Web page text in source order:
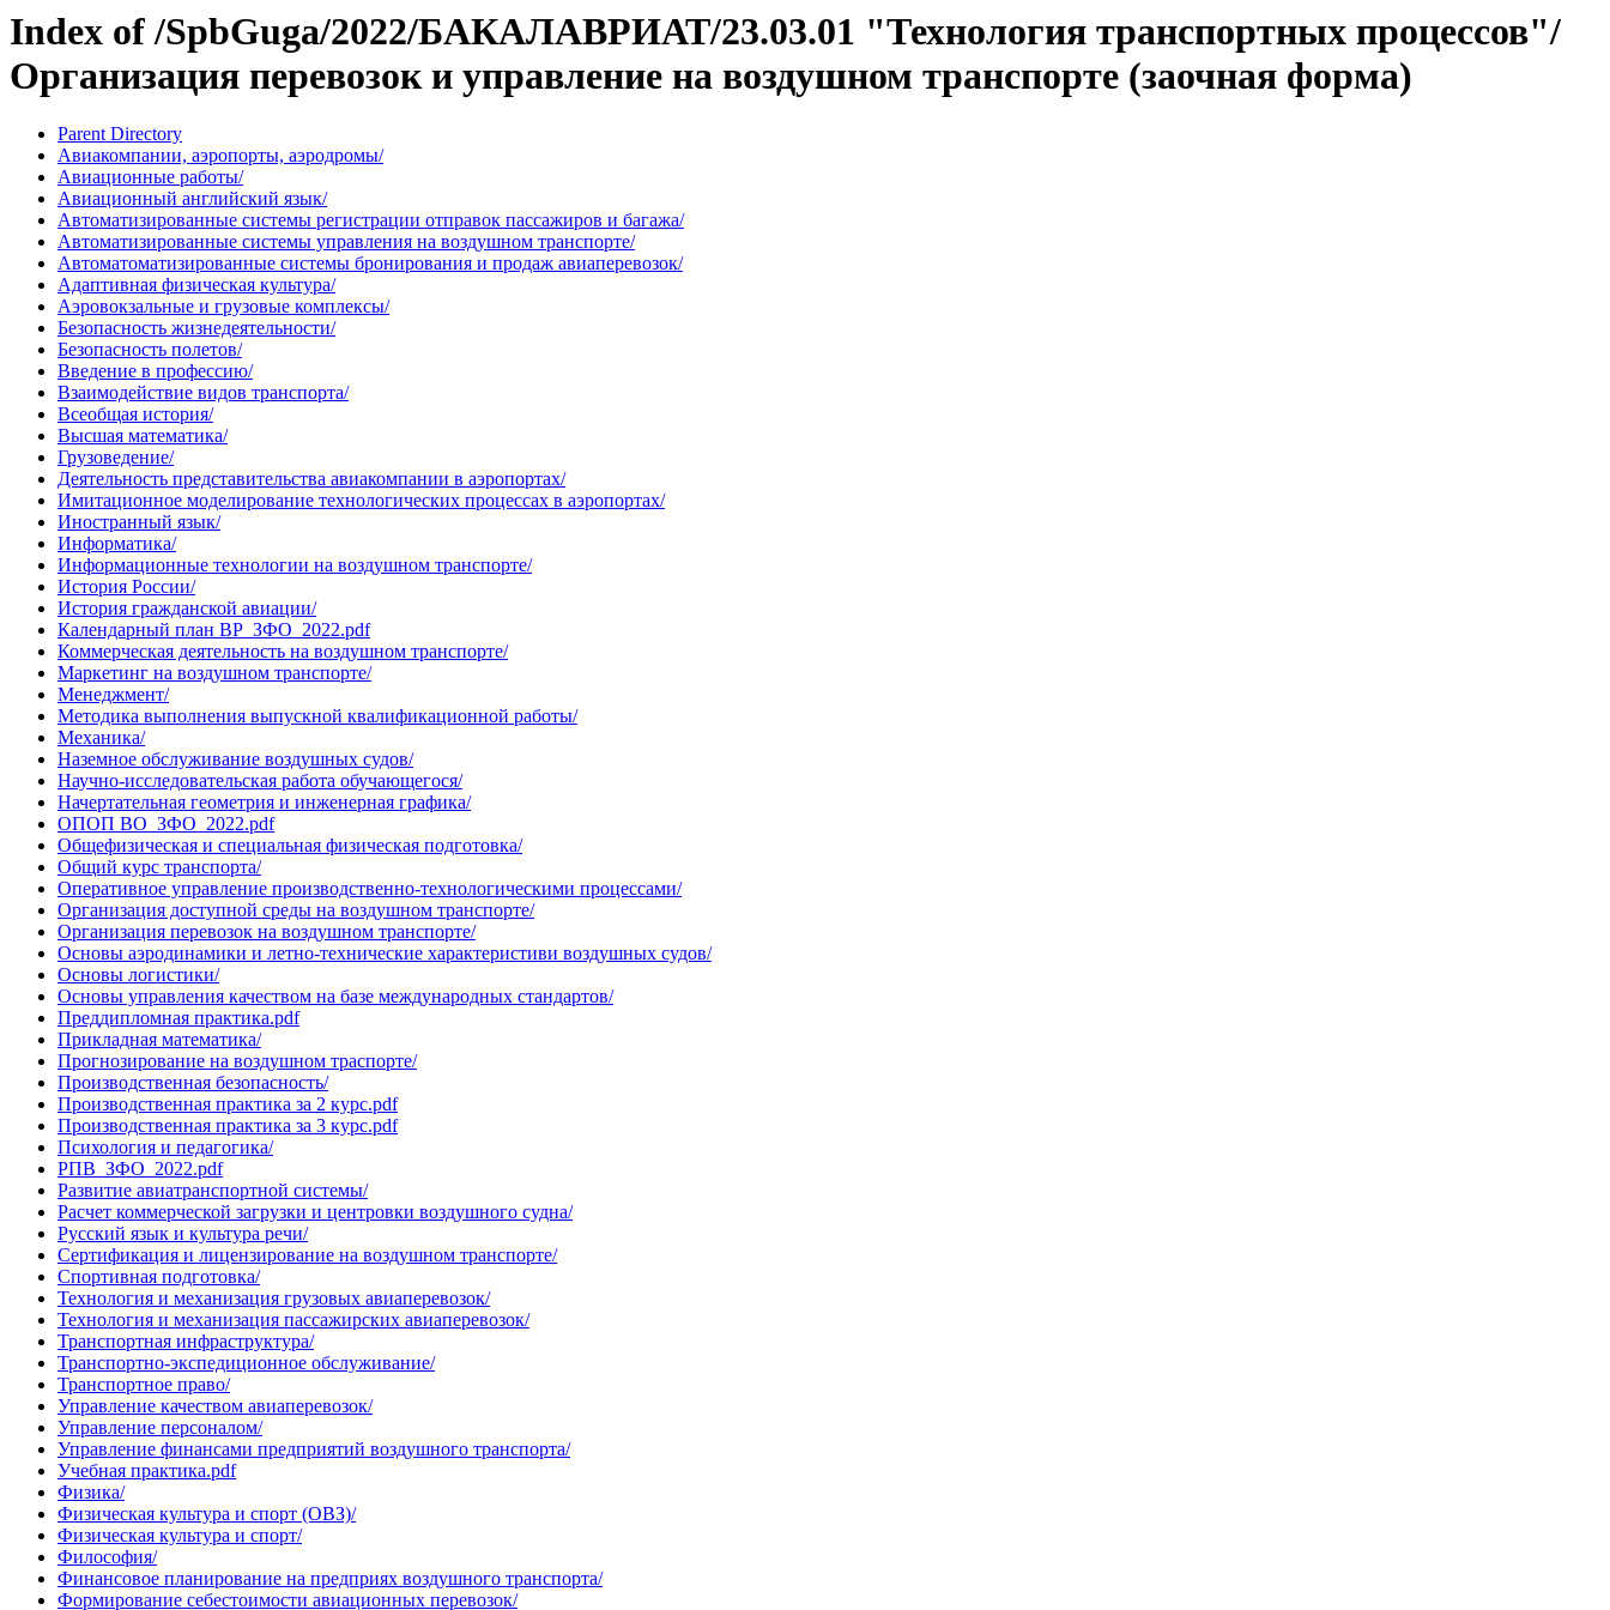
Index of /SpbGuga/2022/БАКАЛАВРИАТ/23.03.01 "Технология транспортных процессов"/
Организация перевозок и управление на воздушном транспорте (заочная форма)
Parent Directory
Авиакомпании, аэропорты, аэродромы/
Авиационные работы/
Авиационный английский язык/
Автоматизированные системы регистрации отправок пассажиров и багажа/
Автоматизированные системы управления на воздушном транспорте/
Автоматоматизированные системы бронирования и продаж авиаперевозок/
Адаптивная физическая культура/
Аэровокзальные и грузовые комплексы/
Безопасность жизнедеятельности/
Безопасность полетов/
Введение в профессию/
Взаимодействие видов транспорта/
Всеобщая история/
Высшая математика/
Грузоведение/
Деятельность представительства авиакомпании в аэропортах/
Имитационное моделирование технологических процессах в аэропортах/
Иностранный язык/
Информатика/
Информационные технологии на воздушном транспорте/
История России/
История гражданской авиации/
Календарный план ВР_ЗФО_2022.pdf
Коммерческая деятельность на воздушном транспорте/
Маркетинг на воздушном транспорте/
Менеджмент/
Методика выполнения выпускной квалификационной работы/
Механика/
Наземное обслуживание воздушных судов/
Научно-исследовательская работа обучающегося/
Начертательная геометрия и инженерная графика/
ОПОП ВО_ЗФО_2022.pdf
Общефизическая и специальная физическая подготовка/
Общий курс транспорта/
Оперативное управление производственно-технологическими процессами/
Организация доступной среды на воздушном транспорте/
Организация перевозок на воздушном транспорте/
Основы аэродинамики и летно-технические характеристиви воздушных судов/
Основы логистики/
Основы управления качеством на базе международных стандартов/
Преддипломная практика.pdf
Прикладная математика/
Прогнозирование на воздушном траспорте/
Производственная безопасность/
Производственная практика за 2 курс.pdf
Производственная практика за 3 курс.pdf
Психология и педагогика/
РПВ_ЗФО_2022.pdf
Развитие авиатранспортной системы/
Расчет коммерческой загрузки и центровки воздушного судна/
Русский язык и культура речи/
Сертификация и лицензирование на воздушном транспорте/
Спортивная подготовка/
Технология и механизация грузовых авиаперевозок/
Технология и механизация пассажирских авиаперевозок/
Транспортная инфраструктура/
Транспортно-экспедиционное обслуживание/
Транспортное право/
Управление качеством авиаперевозок/
Управление персоналом/
Управление финансами предприятий воздушного транспорта/
Учебная практика.pdf
Физика/
Физическая культура и спорт (ОВЗ)/
Физическая культура и спорт/
Философия/
Финансовое планирование на предприях воздушного транспорта/
Формирование себестоимости авиационных перевозок/